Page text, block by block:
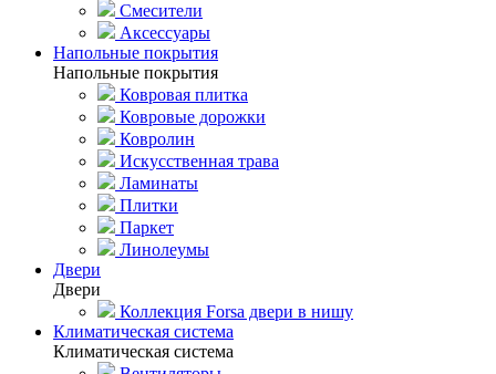
Смесители
Аксессуары
Напольные покрытия
Напольные покрытия
Ковровая плитка
Ковровые дорожки
Ковролин
Искусственная трава
Ламинаты
Плитки
Паркет
Линолеумы
Двери
Двери
Коллекция Forsa двери в нишу
Климатическая система
Климатическая система